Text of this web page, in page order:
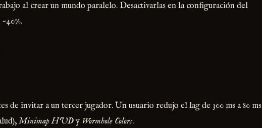
al crear un mundo paralelo. Desactivarlas en la configuración del
de invitar a un tercer jugador. Un usuario redujo el lag de 300 ms a 80 ms
Minimap HUDy Wormhole Colors.